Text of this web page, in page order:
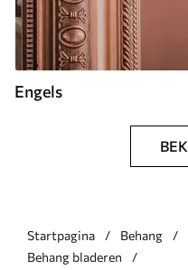
Engels
Startpagina Behang
Behang bladeren